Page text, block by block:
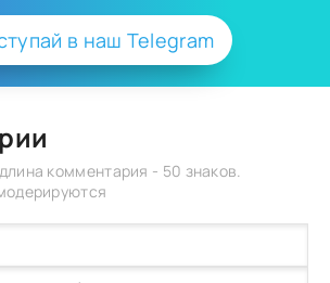
в наш Telegram
комментария - 50 знаков.